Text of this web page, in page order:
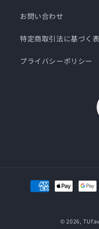
お問い合わせ
特定商取引法に基づく
プライバシーポリシー
© 2026,